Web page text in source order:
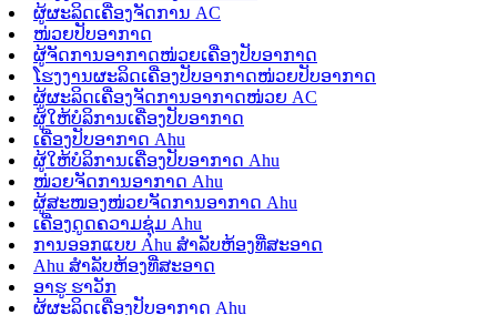
ຜູ້ຜະລິດເຄື່ອງຈັດການ AC
ໜ່ວຍປັບອາກາດ
ຜູ້ຈັດການອາກາດໜ່ວຍເຄື່ອງປັບອາກາດ
ໂຮງງານຜະລິດເຄື່ອງປັບອາກາດໜ່ວຍປັບອາກາດ
ຜູ້ຜະລິດເຄື່ອງຈັດການອາກາດໜ່ວຍ AC
ຜູ້ໃຫ້ບໍລິການເຄື່ອງປັບອາກາດ
ເຄື່ອງປັບອາກາດ Ahu
ຜູ້ໃຫ້ບໍລິການເຄື່ອງປັບອາກາດ Ahu
ໜ່ວຍຈັດການອາກາດ Ahu
ຜູ້ສະໜອງໜ່ວຍຈັດການອາກາດ Ahu
ເຄື່ອງດູດຄວາມຊຸ່ມ Ahu
ການອອກແບບ Ahu ສຳລັບຫ້ອງທີ່ສະອາດ
Ahu ສຳລັບຫ້ອງທີ່ສະອາດ
ອາຮູ ຮາວັກ
ຜູ້ຜະລິດເຄື່ອງປັບອາກາດ Ahu